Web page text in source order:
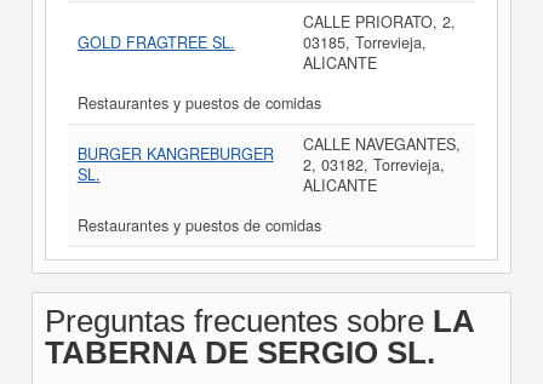
GOLD FRAGTREE SL.
CALLE PRIORATO, 2,
03185, Torrevieja,
ALICANTE
Restaurantes y puestos de comidas
BURGER KANGREBURGER
SL.
CALLE NAVEGANTES,
2, 03182, Torrevieja,
ALICANTE
Restaurantes y puestos de comidas
Preguntas frecuentes sobre LA
TABERNA DE SERGIO SL.